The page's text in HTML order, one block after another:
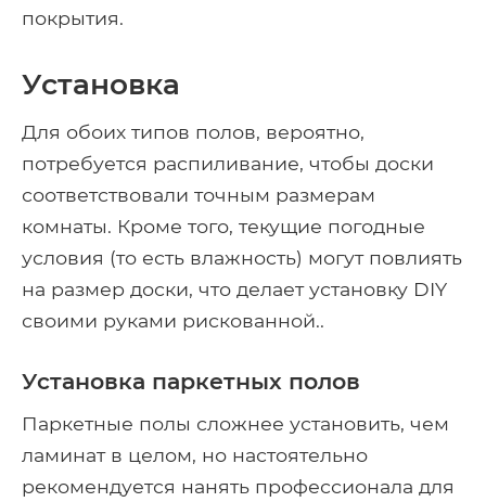
покрытия.
Установка
Для обоих типов полов, вероятно,
потребуется распиливание, чтобы доски
соответствовали точным размерам
комнаты. Кроме того, текущие погодные
условия (то есть влажность) могут повлиять
на размер доски, что делает установку DIY
своими руками рискованной..
Установка паркетных полов
Паркетные полы сложнее установить, чем
ламинат в целом, но настоятельно
рекомендуется нанять профессионала для